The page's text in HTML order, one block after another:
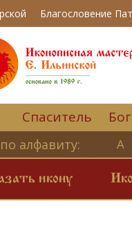
Благословение
Спаситель
алфавиту: А
икону